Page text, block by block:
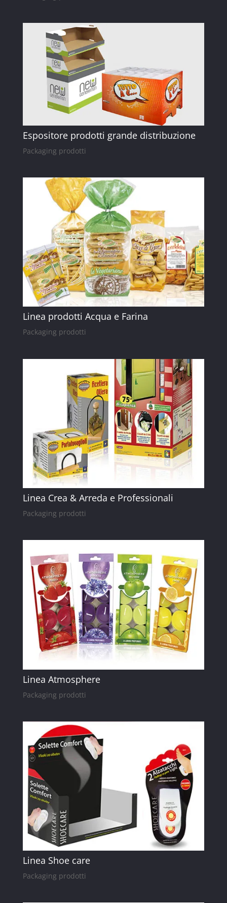
Espositore prodotti grande distribuzione
Packaging prodotti
Linea prodotti Acqua e Farina
Packaging prodotti
Linea Crea & Arreda e Professionali
Packaging prodotti
Linea Atmosphere
Packaging prodotti
Linea Shoe care
Packaging prodotti